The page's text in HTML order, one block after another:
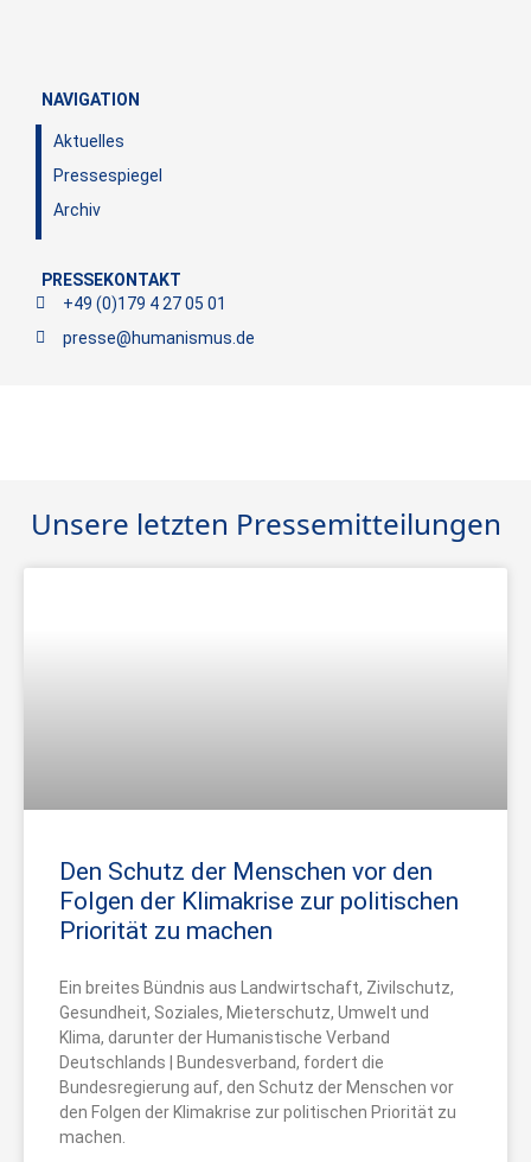
NAVIGATION
Aktuelles
Pressespiegel
Archiv
PRESSEKONTAKT
+49 (0)179 4 27 05 01
presse@humanismus.de
Unsere letzten Pressemitteilungen
Den Schutz der Menschen vor den
Folgen der Klimakrise zur politischen
Priorität zu machen
Ein breites Bündnis aus Landwirtschaft, Zivilschutz,
Gesundheit, Soziales, Mieterschutz, Umwelt und
Klima, darunter der Humanistische Verband
Deutschlands | Bundesverband, fordert die
Bundesregierung auf, den Schutz der Menschen vor
den Folgen der Klimakrise zur politischen Priorität zu
machen.